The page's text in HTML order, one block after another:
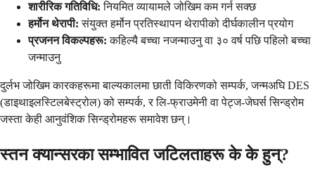
शारीरिक गतिविधि: नियमित व्यायामले जोखिम कम गर्न सक्छ
हर्मोन थेरापी: संयुक्त हर्मोन प्रतिस्थापन थेरापीको दीर्घकालीन प्रयोग
प्रजनन विकल्पहरू: कहिल्यै बच्चा नजन्माउनु वा ३० वर्ष पछि पहिलो बच्चा
जन्माउनु
दुर्लभ जोखिम कारकहरूमा बाल्यकालमा छाती विकिरणको सम्पर्क, जन्मअघि DES
(डाइथाइलस्टिलबेस्ट्रोल) को सम्पर्क, र लि-फ्राउमेनी वा पेट्ज-जेघर्स सिन्ड्रोम
जस्ता केही आनुवंशिक सिन्ड्रोमहरू समावेश छन्।
स्तन क्यान्सरका सम्भावित जटिलताहरू के के हुन्?